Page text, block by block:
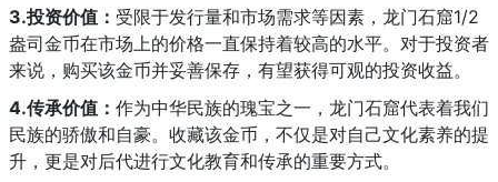
3.投资价值： 受限于发行量和市场需求等因素，龙门石窟1/2
盎司金币在市场上的价格一直保持着较高的水平。对于投资者
来说，购买该金币并妥善保存，有望获得可观的投资收益。
4.传承价值： 作为中华民族的瑰宝之一，龙门石窟代表着我们
民族的骄傲和自豪。收藏该金币，不仅是对自己文化素养的提
升，更是对后代进行文化教育和传承的重要方式。